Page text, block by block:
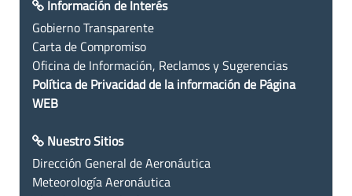
Información de Interés
Gobierno Transparente
Carta de Compromiso
Oficina de Información, Reclamos y Sugerencias
Política de Privacidad de la información de Página
WEB
Nuestro Sitios
Dirección General de Aeronáutica
Meteorología Aeronáutica